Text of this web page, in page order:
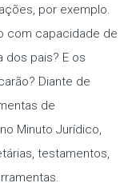
por exemplo.
com capacidade de
dos pais? E os
Diante de
de
Minuto Jurídico,
testamentos,